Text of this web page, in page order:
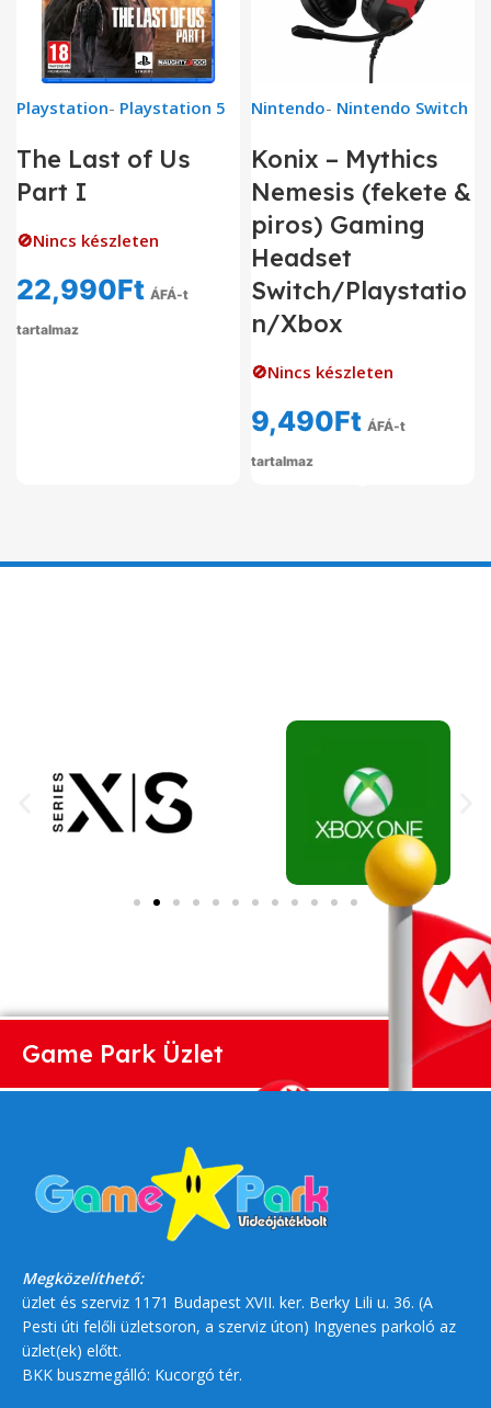
Playstation- Playstation 5
The Last of Us
Part I
🚫Nincs készleten
22,990Ft ÁFÁ-t
tartalmaz
Nintendo- Nintendo Switch
Konix – Mythics
Nemesis (fekete &
piros) Gaming
Headset
Switch/Playstatio
n/Xbox
🚫Nincs készleten
9,490Ft ÁFÁ-t
tartalmaz
Game Park Üzlet
Megközelíthető:
üzlet és szerviz 1171 Budapest XVII. ker. Berky Lili u. 36. (A
Pesti úti felőli üzletsoron, a szerviz úton) Ingyenes parkoló az
üzlet(ek) előtt.
BKK buszmegálló: Kucorgó tér.